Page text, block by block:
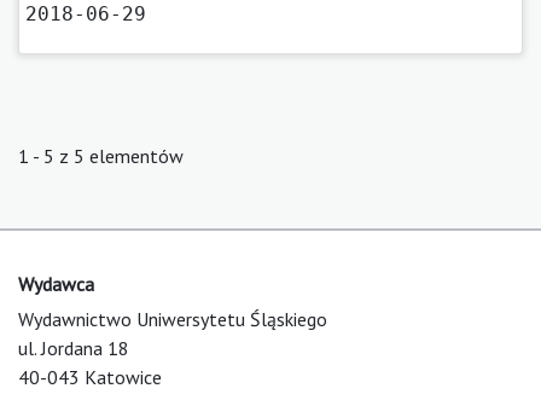
2018-06-29
1 - 5 z 5 elementów
Wydawca
Wydawnictwo Uniwersytetu Śląskiego
ul. Jordana 18
40-043 Katowice